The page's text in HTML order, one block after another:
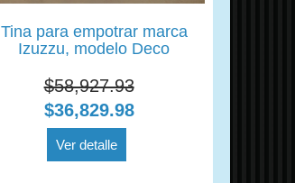
Tina para empotrar marca
Izuzzu, modelo Deco
$58,927.93
$36,829.98
Ver detalle